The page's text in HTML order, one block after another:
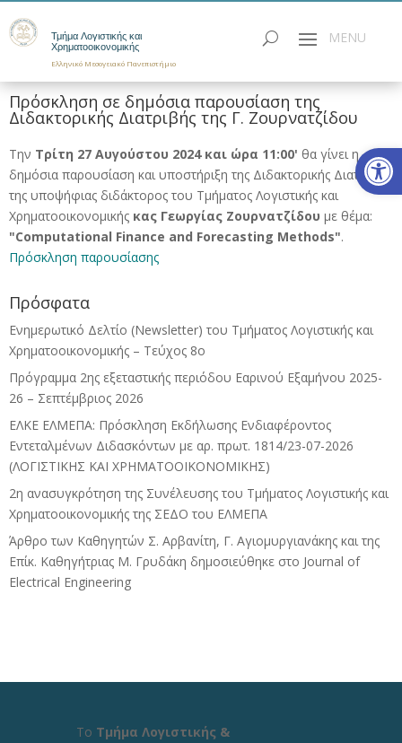
Τμήμα Λογιστικής και
Χρηματοοικονομικής
Ελληνικό Μεσογειακό Πανεπιστήμιο
Πρόσκληση σε δημόσια παρουσίαση της
Διδακτορικής Διατριβής της Γ. Ζουρνατζίδου
Την Τρίτη 27 Αυγούστου 2024 και ώρα 11:00' θα γίνει η
δημόσια παρουσίαση και υποστήριξη της Διδακτορικής Διατριβής
της υποψήφιας διδάκτορος του Τμήματος Λογιστικής και
Χρηματοοικονομικής κας Γεωργίας Ζουρνατζίδου με θέμα:
"Computational Finance and Forecasting Methods".
Πρόσκληση παρουσίασης
Πρόσφατα
Ενημερωτικό Δελτίο (Newsletter) του Τμήματος Λογιστικής και
Χρηματοοικονομικής – Τεύχος 8ο
Πρόγραμμα 2ης εξεταστικής περιόδου Eαρινού Eξαμήνου 2025-
26 – Σεπτέμβριος 2026
ΕΛΚΕ ΕΛΜΕΠΑ: Πρόσκληση Εκδήλωσης Ενδιαφέροντος
Εντεταλμένων Διδασκόντων με αρ. πρωτ. 1814/23-07-2026
(ΛΟΓΙΣΤΙΚΗΣ ΚΑΙ ΧΡΗΜΑΤΟΟΙΚΟΝΟΜΙΚΗΣ)
2η ανασυγκρότηση της Συνέλευσης του Τμήματος Λογιστικής και
Χρηματοοικονομικής της ΣΕΔΟ του ΕΛΜΕΠΑ
Άρθρο των Καθηγητών Σ. Αρβανίτη, Γ. Αγιομυργιανάκης και της
Επίκ. Καθηγήτριας Μ. Γρυδάκη δημοσιεύθηκε στο Journal of
Electrical Engineering
Το Τμήμα Λογιστικής &